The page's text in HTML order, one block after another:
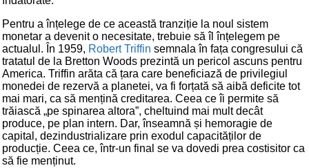
Pentru a înțelege de ce această tranziție la noul sistem
monetar a devenit o necesitate, trebuie să îl înțelegem pe
actualul. În 1959, Robert Triffin semnala în fața congresului că
tratatul de la Bretton Woods prezintă un pericol ascuns pentru
America. Triffin arăta că țara care beneficiază de privilegiul
monedei de rezervă a planetei, va fi forțată să aibă deficite tot
mai mari, ca să mențină creditarea. Ceea ce îi permite să
trăiască „pe spinarea altora”, cheltuind mai mult decât
produce, pe plan intern. Dar, înseamnă și hemoragie de
capital, dezindustrializare prin exodul capacităților de
producție. Ceea ce, într-un final se va dovedi prea costisitor ca
să fie menținut.